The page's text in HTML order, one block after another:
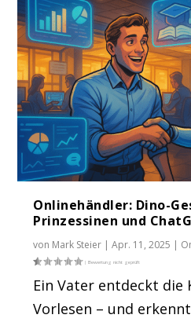
Onlinehändler: Dino-
Prinzessinen und
von Mark Steier |Apr. 11, 2025 |
Ein Vater entdeckt die
Vorlesen – und